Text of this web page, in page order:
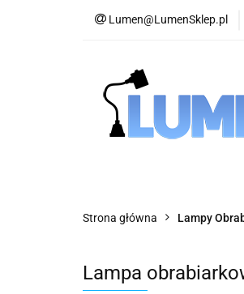
Lumen@LumenSklep.pl
Strona główna Lampy
Lampa